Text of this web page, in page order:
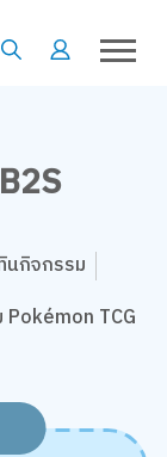
นกิจกรรม
TCG